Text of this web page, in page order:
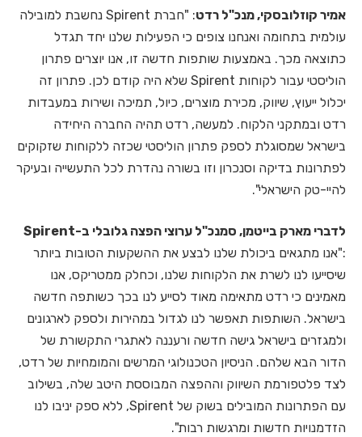
אמיר קוזלובסקי, מנכ"ל רדט
: "חברת Spirent נחשבת למובילה
עולמית בתחומה ואנחנו צופים כי הפעילות שלנו יחד תגדל
כתוצאה מכך. באמצעות שותפות חדשה זו, אנו יוצרים פתרון
הוליסטי עבור לקוחות Spirent שלא היה קודם לכן. פתרון זה
יכלול ייעוץ, שיווק, מכירת מוצרים, כיול, תמיכה ושירות במעבדות
רדט ובמתקני הלקוח. למעשה, רדט תהיה החברה היחידה
בישראל שמסוגלת לספק פתרון הוליסטי שכזה ללקוחות שזקוקים
לפתרונות בדיקה וסנכרון וזו בשורה נהדרת לכל התעשייה ובעיקר
להיי-טק הישראלי".
לדברי מארק בייטמן, סמנכ"ל ערוצי הפצה גלובלי ב-Spirent
:"אנו מתגאים ביכולת שלנו לבצע את ההשקעות הטובות ביותר
שיסייעו לנו לשרת את הלקוחות שלנו, וכחלק ממטריקס, אנו
מאמינים כי רדט מתאימה מאוד לסייע לנו בכך כשותפה חדשה
בישראל. השותפות תאפשר לנו לגדול במהירות ולספק לארגונים
ולמגזרים בישראל גישה חדשה ורעננה לאתגרי התקשורת של
הדור הבא שלהם. הניסיון הטכנולוגי המרשים והמומחיות של רדט,
לצד פלטפורמת השיווק וההפצה המבוססת היטב שלה, בשילוב
עם הפתרונות המובילים בשוק של Spirent, ללא ספק יניבו לנו
הזדמנויות חדשות ומרגשות רבות".